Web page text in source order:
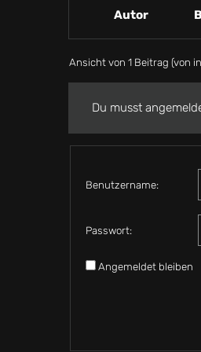
Autor
Ansicht von 1 Beitrag (von
Du musst
Benutzername:
Passwort:
Angemeldet bleiben